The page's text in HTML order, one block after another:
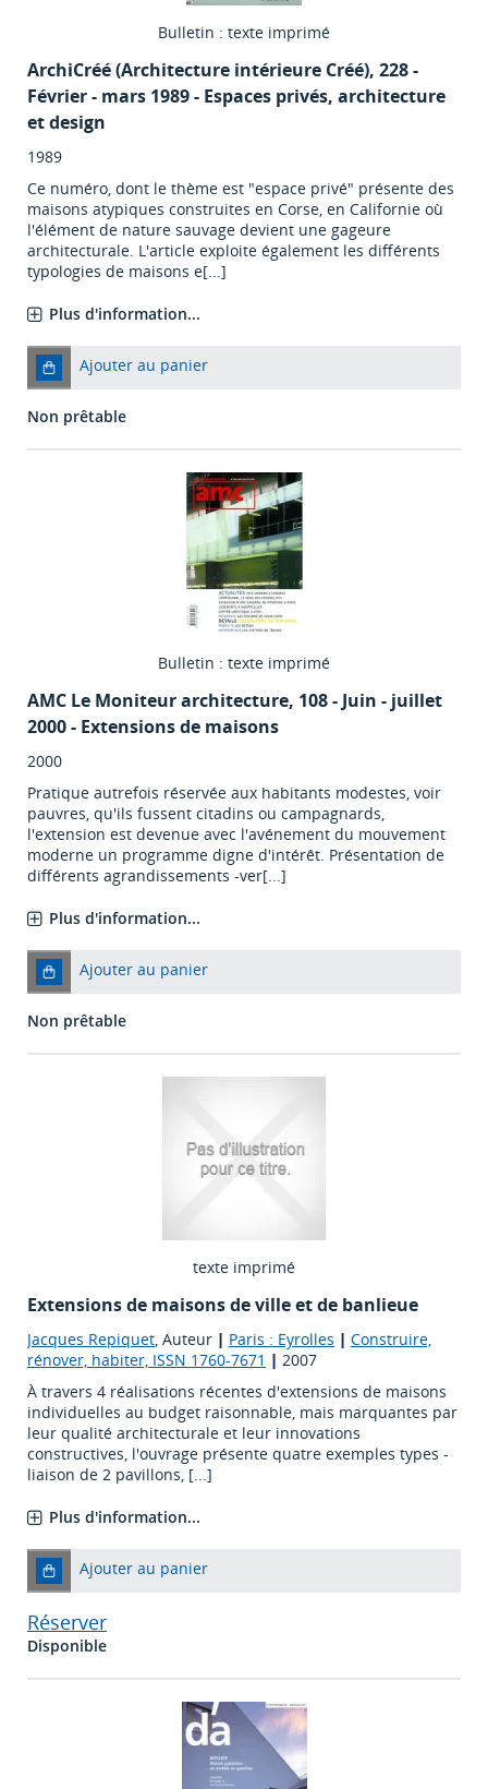
Bulletin : texte imprimé
ArchiCréé (Architecture intérieure Créé), 228 -
Février - mars 1989 - Espaces privés, architecture
et design
1989
Ce numéro, dont le thème est "espace privé" présente des
maisons atypiques construites en Corse, en Californie où
l'élément de nature sauvage devient une gageure
architecturale. L'article exploite également les différents
typologies de maisons e[...]
Plus d'information...
Ajouter au panier
Non prêtable
Bulletin : texte imprimé
AMC Le Moniteur architecture, 108 - Juin - juillet
2000 - Extensions de maisons
2000
Pratique autrefois réservée aux habitants modestes, voir
pauvres, qu'ils fussent citadins ou campagnards,
l'extension est devenue avec l'avénement du mouvement
moderne un programme digne d'intérêt. Présentation de
différents agrandissements -ver[...]
Plus d'information...
Ajouter au panier
Non prêtable
texte imprimé
Extensions de maisons de ville et de banlieue
Jacques Repiquet, Auteur | Paris : Eyrolles | Construire,
rénover, habiter, ISSN 1760-7671 | 2007
À travers 4 réalisations récentes d'extensions de maisons
individuelles au budget raisonnable, mais marquantes par
leur qualité architecturale et leur innovations
constructives, l'ouvrage présente quatre exemples types -
liaison de 2 pavillons, [...]
Plus d'information...
Ajouter au panier
Réserver
Disponible